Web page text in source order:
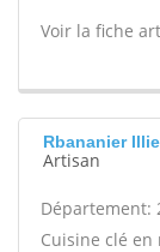
Voir la fiche
Rbananier
Artisan
Département:
Cuisine clé